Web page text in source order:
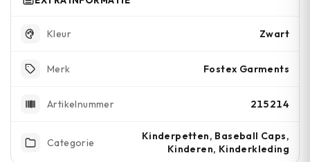
Kleur Zwart
Merk Fostex Garments
Artikelnummer 215214
Categorie
Kinderpetten, Baseball Caps,
Kinderen, Kinderkleding